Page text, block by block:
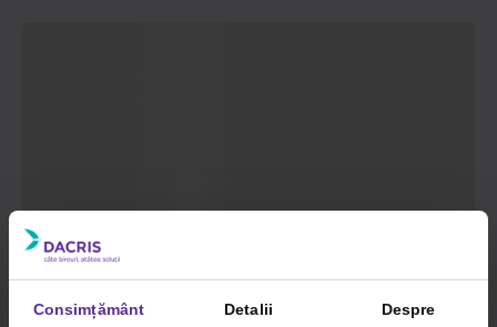
Consimțământ Detalii Despre